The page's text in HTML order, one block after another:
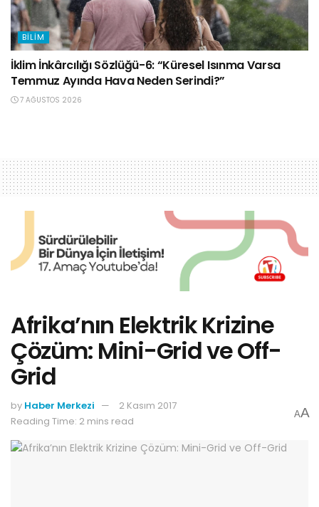
BILIM
İklim İnkârcılığı Sözlüğü-6: “Küresel Isınma Varsa
Temmuz Ayında Hava Neden Serindi?”
7 AĞUSTOS 2026
Afrika’nın Elektrik Krizine
Çözüm: Mini-Grid ve Off-
Grid
by Haber Merkezi
2 Kasım 2017
Reading Time: 2 mins read
AA